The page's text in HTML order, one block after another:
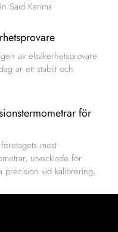
Said Karims
av elsäkerhetsprovare
är ett stabilt och
för
mest
utvecklade för
precision vid kalibrering,